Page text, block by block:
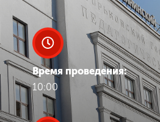
Время проведения:
10:00